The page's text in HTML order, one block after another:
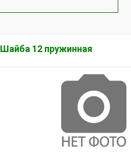
Шайба 12 пружинная